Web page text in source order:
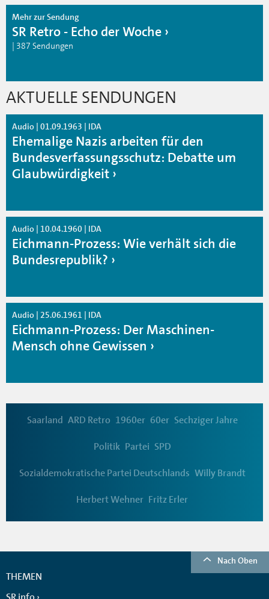
Mehr zur Sendung
SR Retro - Echo der Woche
| 387 Sendungen
AKTUELLE SENDUNGEN
Audio | 01.09.1963 | IDA
Ehemalige Nazis arbeiten für den
Bundesverfassungsschutz: Debatte um
Glaubwürdigkeit
Audio | 10.04.1960 | IDA
Eichmann-Prozess: Wie verhält sich die
Bundesrepublik?
Audio | 25.06.1961 | IDA
Eichmann-Prozess: Der Maschinen-
Mensch ohne Gewissen
Saarland ARD Retro 1960er 60er Sechziger Jahre
Politik Partei SPD
Sozialdemokratische Partei Deutschlands Willy Brandt
Herbert Wehner Fritz Erler
Nach Oben
THEMEN